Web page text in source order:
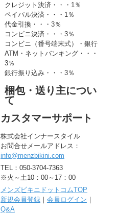
クレジット決済・・・1％
ペイパル決済・・・1％
代金引換・・・3％
コンビニ決済・・・3％
コンビニ（番号端末式）・銀行
ATM・ネットバンキング・・・
3％
銀行振り込み・・・3％
梱包・送り主につい
て
カスタマーサポート
株式会社インナースタイル
お問合せメールアドレス：
info@menzbikini.com
TEL：050-3704-7363
※火～土10：00～17：00
メンズビキニドットコムTOP
新規会員登録｜ 会員ログイン ｜
Q&A